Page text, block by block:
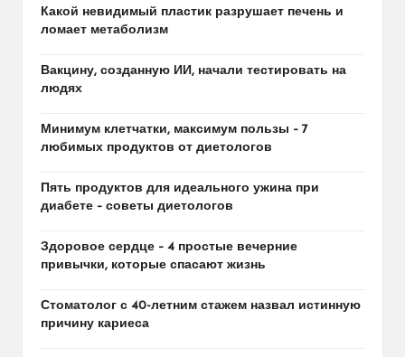
Какой невидимый пластик разрушает печень и
ломает метаболизм
Вакцину, созданную ИИ, начали тестировать на
людях
Минимум клетчатки, максимум пользы – 7
любимых продуктов от диетологов
Пять продуктов для идеального ужина при
диабете – советы диетологов
Здоровое сердце – 4 простые вечерние
привычки, которые спасают жизнь
Стоматолог с 40-летним стажем назвал истинную
причину кариеса